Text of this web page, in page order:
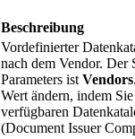
Beschreibung
Vordefinierter
nach dem Vendor. Der
Parameters ist Vendors
Wert ändern, indem
verfügbaren
(Document Issuer